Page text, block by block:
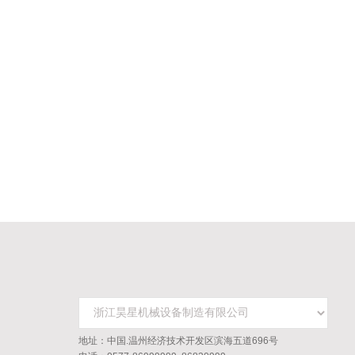
地址：中国.温州经济技术开发区滨海五道696号